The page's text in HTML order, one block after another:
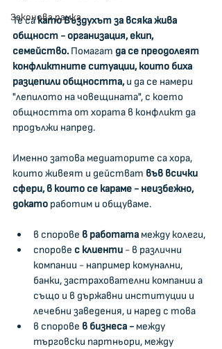
Законова рамка
Те са като Въздухът за всяка жива
общност - организация, екип,
семейство. Помагат да се преодолеят
конфликтните ситуации, които биха
разцепили общността, и да се намери
"лепилото на човещината", с което
общността от хората в конфликт да
продължи напред.
Именно затова медиаторите са хора,
които живеят и действат във всички
сфери, в които се караме - неизбежно,
докато работим и общуваме.
в спорове в работата между колеги,
спорове с клиенти - в различни
компании - например комунални,
банки, застрахователни компании а
също и в държавни институции и
лечебни заведения, и наред с това
в спорове в бизнеса - между
търговски партньори, между